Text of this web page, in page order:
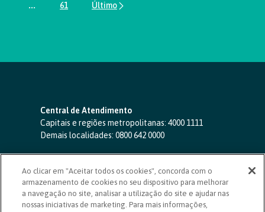
...Páginas intermediárias Usar ABA para navegar.
Página
61
Central de Atendimento
Capitais e regiões metropolitanas: 4000 1111
Demais localidades: 0800 642 0000
SAC 24 horas-0800 724 4420
Ouvidoria
0800 725 0996
(de segunda a sexta, das 8h às 20h)
ouvidoriasicoob.com.br
Ao clicar em "Aceitar todos os cookies", concorda com o
armazenamento de cookies no seu dispositivo para melhorar
a navegação no site, analisar a utilização do site e ajudar nas
nossas iniciativas de marketing. Para mais informações,